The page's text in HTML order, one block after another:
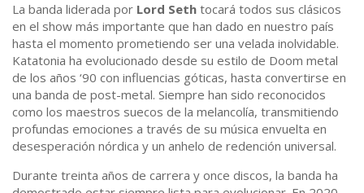
La banda liderada por Lord Seth tocará todos sus clásicos
en el show más importante que han dado en nuestro país
hasta el momento prometiendo ser una velada inolvidable.
Katatonia ha evolucionado desde su estilo de Doom metal
de los años ‘90 con influencias góticas, hasta convertirse en
una banda de post-metal. Siempre han sido reconocidos
como los maestros suecos de la melancolía, transmitiendo
profundas emociones a través de su música envuelta en
desesperación nórdica y un anhelo de redención universal.
Durante treinta años de carrera y once discos, la banda ha